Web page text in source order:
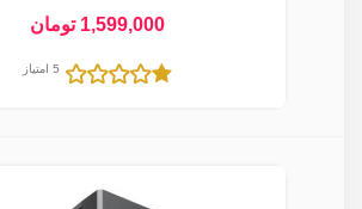
1,599,000 تومان
5 امتیاز